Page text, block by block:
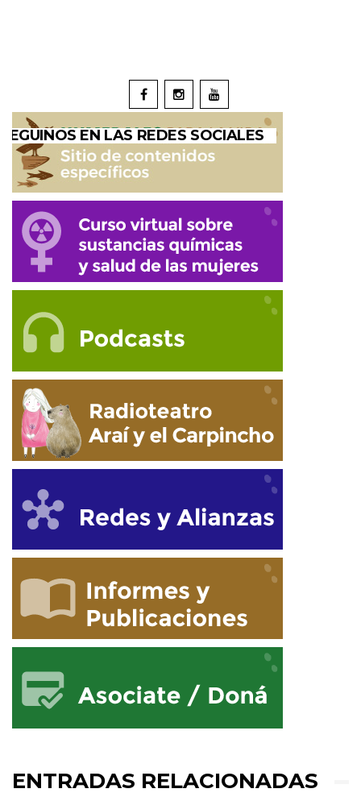
SEGUINOS EN LAS REDES SOCIALES
ENTRADAS RELACIONADAS